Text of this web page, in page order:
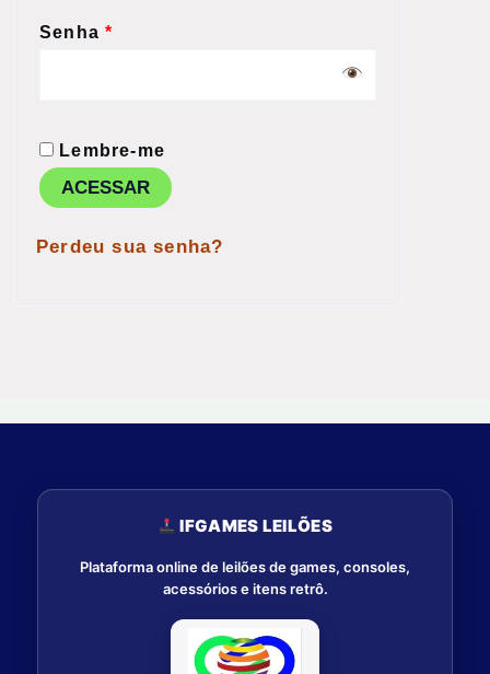
Senha*
Lembre-me
ACESSAR
Perdeu sua senha?
IFGAMES LEILÕES
Plataforma online de leilões de games, consoles,
acessórios e itens retrô.